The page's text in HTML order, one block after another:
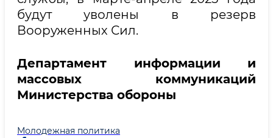
будут уволены в резерв
Вооруженных Сил.
Департамент информации и
массовых коммуникаций
Министерства обороны
Молодежная политика